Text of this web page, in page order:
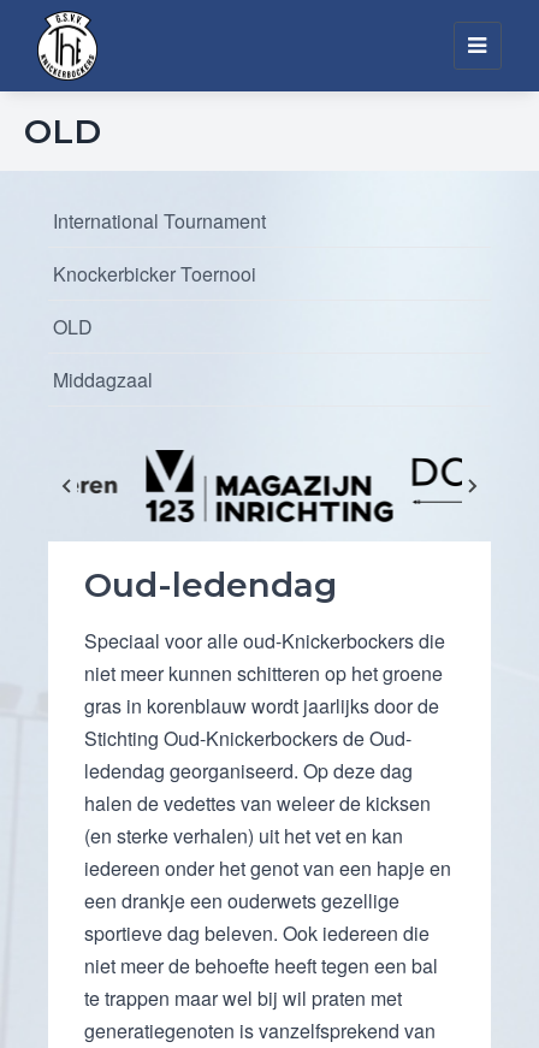
OLD
International Tournament
Knockerbicker Toernooi
OLD
Middagzaal
Oud-ledendag
Speciaal voor alle oud-Knickerbockers die
niet meer kunnen schitteren op het groene
gras in korenblauw wordt jaarlijks door de
Stichting Oud-Knickerbockers de Oud-
ledendag georganiseerd. Op deze dag
halen de vedettes van weleer de kicksen
(en sterke verhalen) uit het vet en kan
iedereen onder het genot van een hapje en
een drankje een ouderwets gezellige
sportieve dag beleven. Ook iedereen die
niet meer de behoefte heeft tegen een bal
te trappen maar wel bij wil praten met
generatiegenoten is vanzelfsprekend van